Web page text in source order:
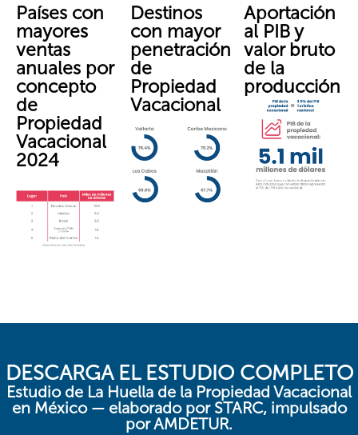
Países con
mayores
ventas
anuales por
concepto
de
Propiedad
Vacacional
2024
Destinos
con mayor
penetración
de
Propiedad
Vacacional
Aportación
al PIB y
valor bruto
de la
producción
DESCARGA EL ESTUDIO COMPLETO
Estudio de La Huella de la Propiedad Vacacional
en México — elaborado por STARC, impulsado
por AMDETUR.